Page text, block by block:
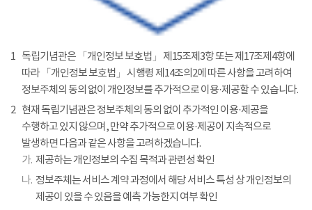
1 독립기념관은 「개인정보 보호법」 제15조제3항 또는 제17조제4항에
따라 「개인정보 보호법」 시행령 제14조의2에 따른 사항을 고려하여
정보주체의 동의 없이 개인정보를 추가적으로 이용·제공할 수 있습니다.
2 현재 독립기념관은 정보주체의 동의 없이 추가적인 이용·제공을
수행하고 있지 않으며, 만약 추가적으로 이용·제공이 지속적으로
발생하면 다음과 같은 사항을 고려하겠습니다.
가. 제공하는 개인정보의 수집 목적과 관련성 확인
나. 정보주체는 서비스 계약 과정에서 해당 서비스 특성 상 개인정보의
제공이 있을 수 있음을 예측 가능한지 여부 확인